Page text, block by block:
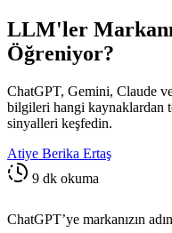
LLM'ler
Öğreniyor?
ChatGPT, Gemini, Claude
bilgileri hangi kaynaklardan
sinyalleri keşfedin.
Atiye Berika Ertaş
9 dk okuma
ChatGPT’ye markanızın